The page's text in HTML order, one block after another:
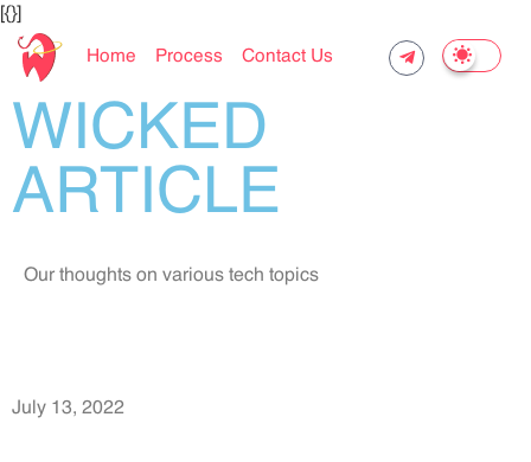
[{}]
Home Process Contact Us
WICKED
ARTICLE
Our thoughts on various tech topics
July 13, 2022